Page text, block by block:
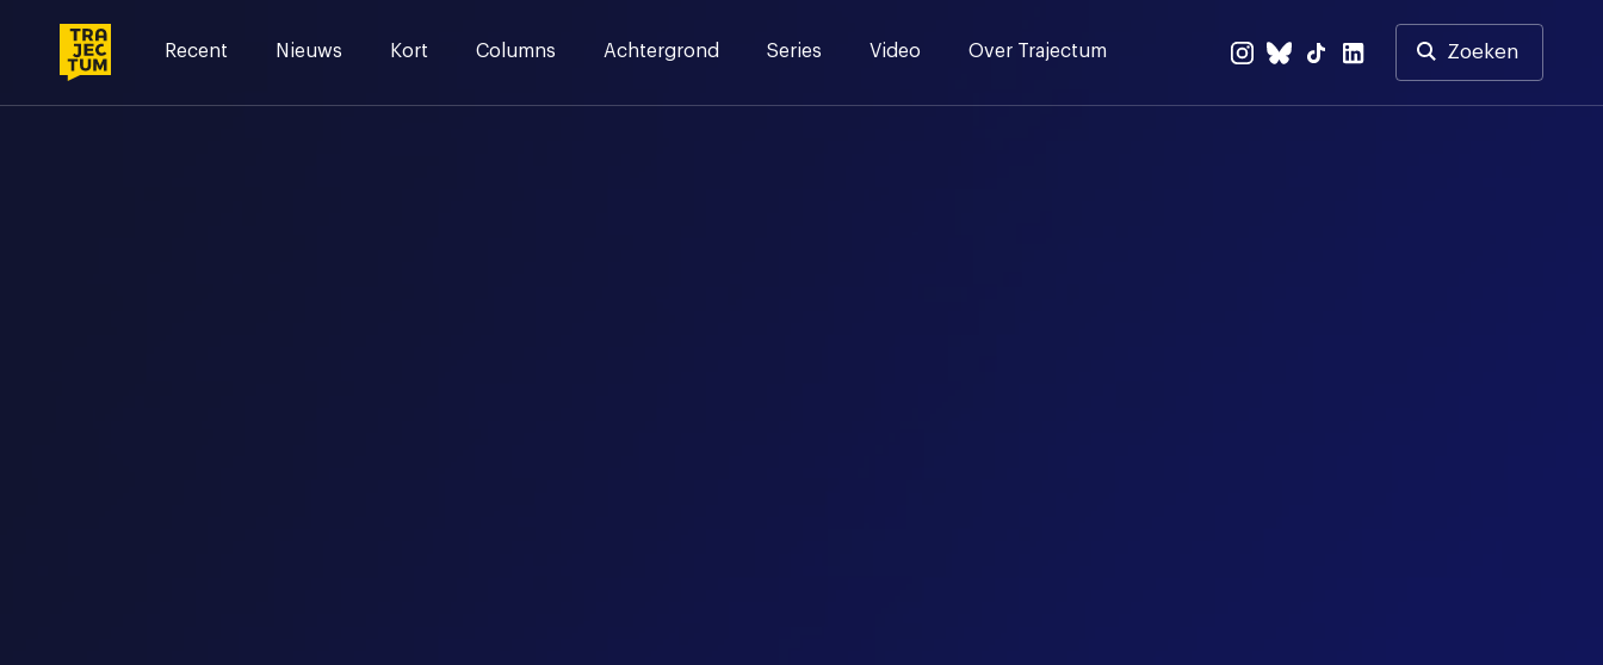
Recent Nieuws Kort Columns Achtergrond Series Video Over Trajectum Zoeken